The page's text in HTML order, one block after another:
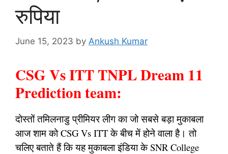
रुपिया
June 15, 2023 by Ankush Kumar
CSG Vs ITT TNPL Dream 11
Prediction team:
दोस्तों तमिलनाडु प्रीमियर लीग का जो सबसे बड़ा मुकाबला
आज शाम को CSG Vs ITT के बीच में होने वाला है। तो
चलिए बताते हैं कि यह मुकाबला इंडिया के SNR College